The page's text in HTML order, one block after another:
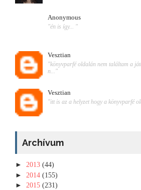
Anonymous
"én is így... "
Vesztian
"könyvparfé oldalán nem találtam a
n..."
Vesztian
"itt is az a helyzet hogy a könyvparfé
Archívum
► 2013 (44)
► 2014 (155)
► 2015 (231)